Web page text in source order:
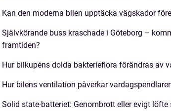
Kan den moderna bilen upptäcka vägskador
Självkörande buss kraschade i Göteborg –
framtiden?
Hur bilkupéns dolda bakterieflora förändras av
Hur bilens ventilation påverkar
Solid state-batteriet: Genombrott eller evigt